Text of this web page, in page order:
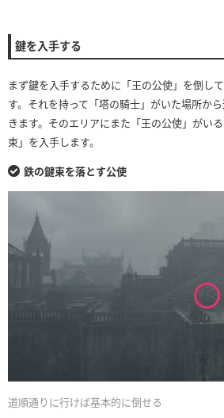
鍵を入手する
まず鍵を入手するために「王の公使」を倒し
す。それを持って「塔の騎士」がいた場所か
きます。そのエリアにまた「王の公使」がい
束」を入手します。
鉄の鍵束を落とす公使
道順通りに行けば基本的に倒せる